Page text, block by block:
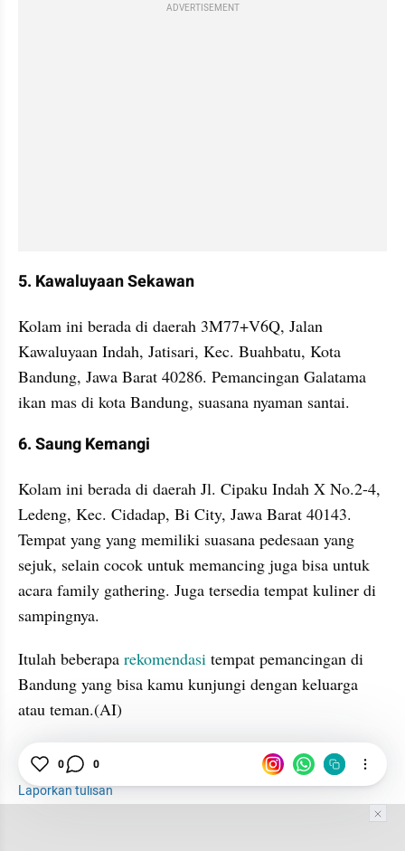
ADVERTISEMENT
﻿5. Kawaluyaan Sekawan
﻿Kolam ini berada di daerah 3M77+V6Q, Jalan
Kawaluyaan Indah, Jatisari, Kec. Buahbatu, Kota
Bandung, Jawa Barat 40286. Pemancingan Galatama
ikan mas di kota Bandung, suasana nyaman santai.
﻿6. Saung Kemangi
﻿Kolam ini berada di daerah Jl. Cipaku Indah X No.2-4,
Ledeng, Kec. Cidadap, Bi City, Jawa Barat 40143.
Tempat yang yang memiliki suasana pedesaan yang
sejuk, selain cocok untuk memancing juga bisa untuk
acara family gathering. Juga tersedia tempat kuliner di
sampingnya.
﻿Itulah beberapa rekomendasi tempat pemancingan di
Bandung yang bisa kamu kunjungi dengan keluarga
atau teman.(AI)
Pemancing
Rekomendasi
Laporkan tulisan
0 0